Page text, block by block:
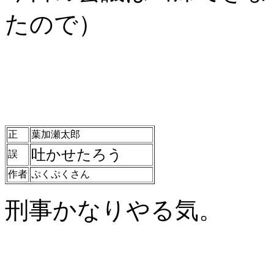
たので）
正
葉加瀬太郎
誤
吐かせたろう
作者 ぷくぷくさん
刑事かなりやる気。